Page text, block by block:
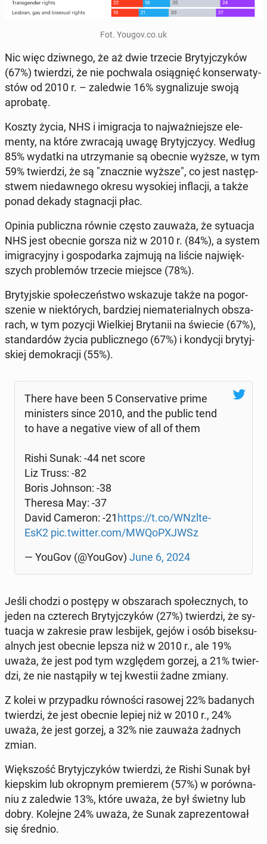
Fot. Yougov.co.uk
Nic więc dziw­ne­go, że aż dwie trzecie Bry­tyj­czy­ków
(67%) twier­dzi, że nie po­chwa­la osią­gnięć kon­ser­wa­ty­
stów od 2010 r. – za­le­d­wie 16% sy­gna­li­zu­je swoją
apro­ba­tę.
Koszty życia, NHS i imi­gra­cja to naj­waż­niej­sze ele­
men­ty, na które zwra­ca­ją uwagę Bry­tyj­czy­cy. Według
85% wydatki na utrzy­ma­nie są obecnie wyższe, w tym
59% twier­dzi, że są "znacz­nie wyższe", co jest na­stęp­
stwem nie­daw­ne­go okresu wy­so­kiej in­fla­cji, a także
ponad dekady sta­gna­cji płac.
Opinia pu­blicz­na równie często zauważa, że sy­tu­acja
NHS jest obecnie gorsza niż w 2010 r. (84%), a system
imi­gra­cyj­ny i go­spo­dar­ka zajmują na liście naj­więk­
szych pro­ble­mów trzecie miejsce (78%).
Bry­tyj­skie spo­łe­czeń­stwo wska­zu­je także na po­gor­
sze­nie w nie­któ­rych, bar­dziej nie­ma­te­rial­nych ob­sza­
rach, w tym pozycji Wiel­kiej Bry­ta­nii na świecie (67%),
stan­dar­dów życia pu­blicz­ne­go (67%) i kon­dy­cji bry­tyj­
skiej de­mo­kra­cji (55%).
There have been 5 Con­se­rva­ti­ve prime
mi­ni­sters since 2010, and the public tend
to have a ne­ga­ti­ve view of all of them
Rishi Sunak: -44 net score
Liz Truss: -82
Boris Johnson: -38
Theresa May: -37
David Cameron: -21 https://t.co/WNzl­te­
EsK2 pic.twitter.com/MWQo­PXJWSz
— YouGov (@YouGov) June 6, 2024
Jeśli chodzi o postępy w ob­sza­rach spo­łecz­nych, to
jeden na czte­rech Bry­tyj­czy­ków (27%) twier­dzi, że sy­
tu­acja w za­kre­sie praw les­bi­jek, gejów i osób bi­sek­su­
al­nych jest obecnie lepsza niż w 2010 r., ale 19%
uważa, że ​​jest pod tym wzglę­dem gorzej, a 21% twier­
dzi, że nie na­stą­pi­ły w tej kwestii żadne zmiany.
Z kolei w przy­pad­ku rów­no­ści rasowej 22% ba­da­nych
twier­dzi, że jest obecnie lepiej niż w 2010 r., 24%
uważa, że ​​jest gorzej, a 32% nie zauważa żadnych
zmian.
Więk­szość Bry­tyj­czy­ków twier­dzi, że Rishi Sunak był
kiep­skim lub okrop­nym pre­mie­rem (57%) w po­rów­na­
niu z za­le­d­wie 13%, które uważa, że ​​był świetny lub
dobry. Kolejne 24% uważa, że ​​Sunak za­pre­zen­to­wał
się średnio.